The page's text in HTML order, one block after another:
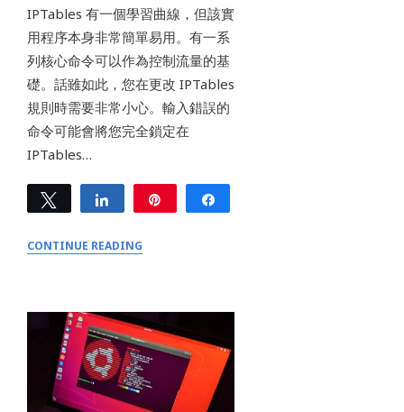
IPTables 有一個學習曲線，但該實
用程序本身非常簡單易用。有一系
列核心命令可以作為控制流量的基
礎。話雖如此，您在更改 IPTables
規則時需要非常小心。輸入錯誤的
命令可能會將您完全鎖定在
IPTables…
Tweet Share
CONTINUE READING